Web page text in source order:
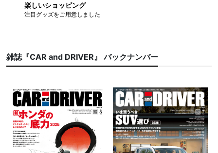
楽しいショッピング
注目グッズをご用意しました
雑誌『CAR and DRIVER』 バックナンバー